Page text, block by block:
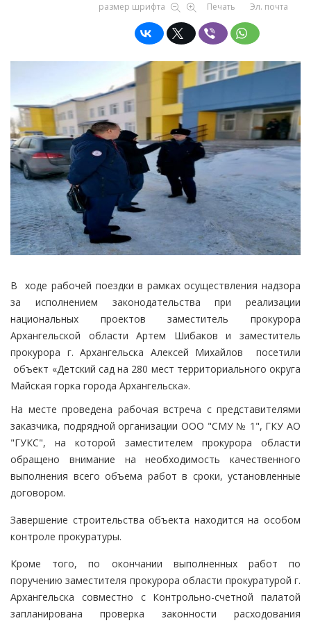
размер шрифта
Печать Эл. почта
В ходе рабочей поездки в рамках осуществления надзора
за исполнением законодательства при реализации
национальных проектов заместитель прокурора
Архангельской области Артем Шибаков и заместитель
прокурора г. Архангельска Алексей Михайлов посетили
объект «Детский сад на 280 мест территориального округа
Майская горка города Архангельска».
На месте проведена рабочая встреча с представителями
заказчика, подрядной организации ООО "СМУ № 1", ГКУ АО
"ГУКС", на которой заместителем прокурора области
обращено внимание на необходимость качественного
выполнения всего объема работ в сроки, установленные
договором.
Завершение строительства объекта находится на особом
контроле прокуратуры.
Кроме того, по окончании выполненных работ по
поручению заместителя прокурора области прокуратурой г.
Архангельска совместно с Контрольно-счетной палатой
запланирована проверка законности расходования